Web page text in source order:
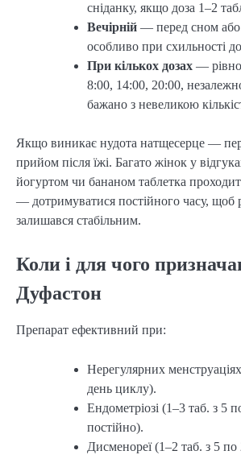
сніданку, якщо доза 1–2
Вечірній — перед сном або
особливо при схильності
При кількох дозах —
8:00, 14:00, 20:00,
бажано з невеликою
Якщо виникає нудота натщесерце —
прийом після їжі. Багато жінок у
йогуртом чи бананом таблетка
— дотримуватися постійного часу, щоб
залишався стабільним.
Коли і для чого
Дуфастон
Препарат ефективний при:
Нерегулярних
день циклу).
Ендометріозі (1–3 таб. з 5
постійно).
Дисменореї (1–2 таб. з 5 по